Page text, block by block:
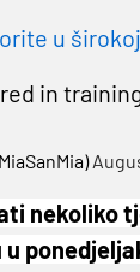
u
in
nekoliko